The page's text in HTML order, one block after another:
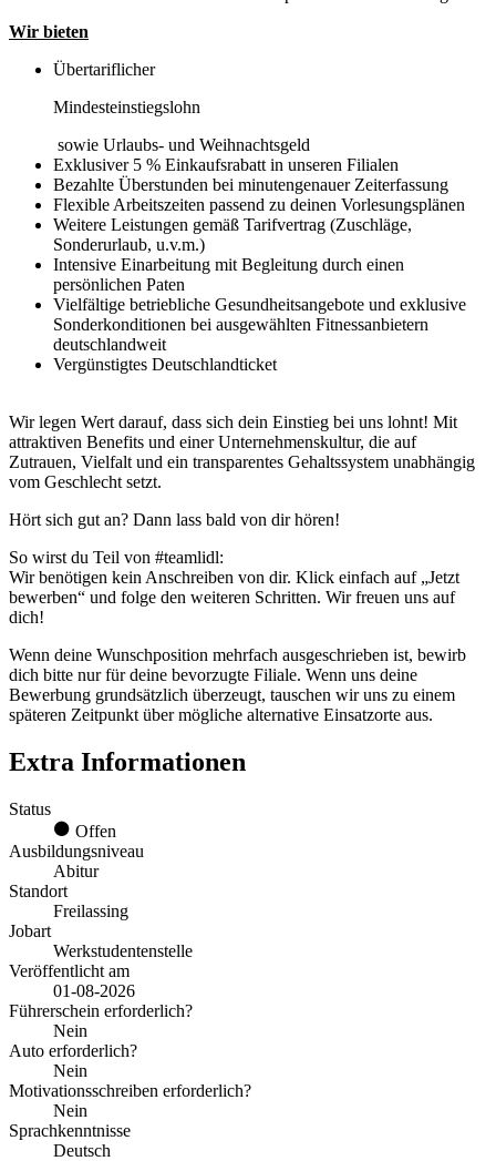
Wir bieten
Übertariflicher
Mindesteinstiegslohn
sowie Urlaubs- und Weihnachtsgeld
Exklusiver 5 % Einkaufsrabatt in unseren Filialen
Bezahlte Überstunden bei minutengenauer Zeiterfassung
Flexible Arbeitszeiten passend zu deinen Vorlesungsplänen
Weitere Leistungen gemäß Tarifvertrag (Zuschläge,
Sonderurlaub, u.v.m.)
Intensive Einarbeitung mit Begleitung durch einen
persönlichen Paten
Vielfältige betriebliche Gesundheitsangebote und exklusive
Sonderkonditionen bei ausgewählten Fitnessanbietern
deutschlandweit
Vergünstigtes Deutschlandticket
Wir legen Wert darauf, dass sich dein Einstieg bei uns lohnt! Mit
attraktiven Benefits und einer Unternehmenskultur, die auf
Zutrauen, Vielfalt und ein transparentes Gehaltssystem unabhängig
vom Geschlecht setzt.
Hört sich gut an? Dann lass bald von dir hören!
So wirst du Teil von #teamlidl:
Wir benötigen kein Anschreiben von dir. Klick einfach auf „Jetzt
bewerben“ und folge den weiteren Schritten. Wir freuen uns auf
dich!
Wenn deine Wunschposition mehrfach ausgeschrieben ist, bewirb
dich bitte nur für deine bevorzugte Filiale. Wenn uns deine
Bewerbung grundsätzlich überzeugt, tauschen wir uns zu einem
späteren Zeitpunkt über mögliche alternative Einsatzorte aus.
Extra Informationen
Status
Offen
Ausbildungsniveau
Abitur
Standort
Freilassing
Jobart
Werkstudentenstelle
Veröffentlicht am
01-08-2026
Führerschein erforderlich?
Nein
Auto erforderlich?
Nein
Motivationsschreiben erforderlich?
Nein
Sprachkenntnisse
Deutsch